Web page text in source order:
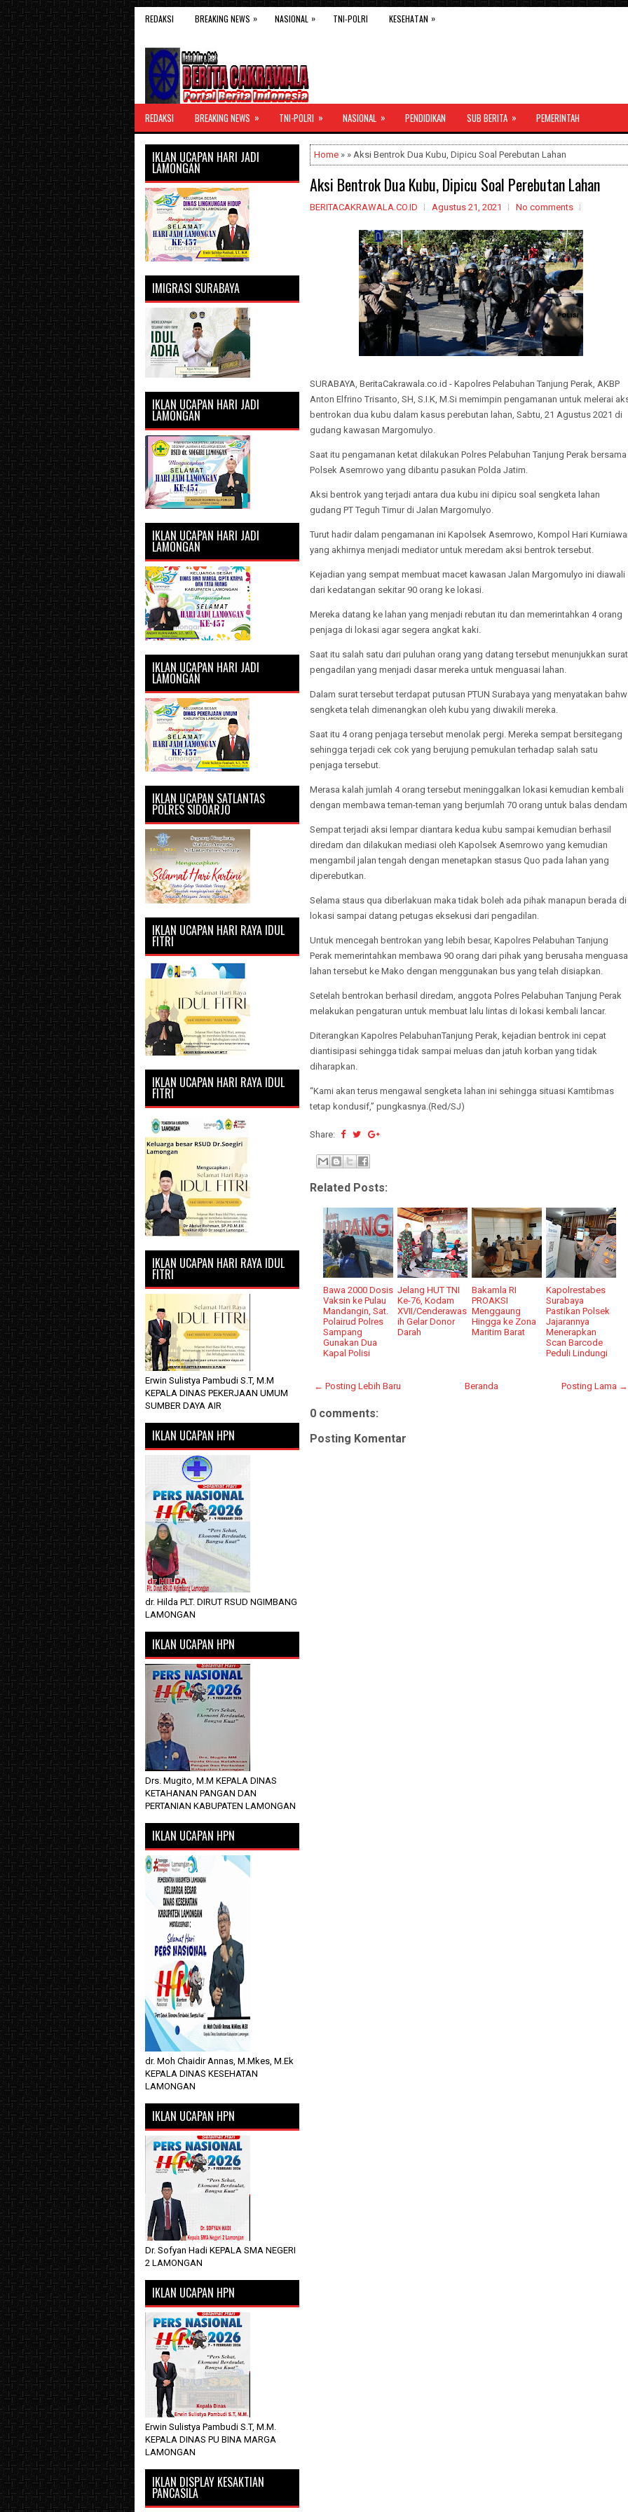
REDAKSI BREAKING NEWS » NASIONAL » TNI-POLRI KESEHATAN »
REDAKSI BREAKING NEWS » TNI-POLRI » NASIONAL » PENDIDIKAN SUB BERITA » PEMERINTAH
Home » » Aksi Bentrok Dua Kubu, Dipicu Soal Perebutan Lahan
Aksi Bentrok Dua Kubu, Dipicu Soal Perebutan Lahan
BERITACAKRAWALA.CO.ID Agustus 21, 2021 No comments
SURABAYA, BeritaCakrawala.co.id - Kapolres Pelabuhan Tanjung Perak, AKBP
Anton Elfrino Trisanto, SH, S.I.K, M.Si memimpin pengamanan untuk melerai
bentrokan dua kubu dalam kasus perebutan lahan, Sabtu, 21 Agustus 2021 di
gudang kawasan Margomulyo.
Saat itu pengamanan ketat dilakukan Polres Pelabuhan Tanjung Perak bersama
Polsek Asemrowo yang dibantu pasukan Polda Jatim.
Aksi bentrok yang terjadi antara dua kubu ini dipicu soal sengketa lahan
gudang PT Teguh Timur di Jalan Margomulyo.
Turut hadir dalam pengamanan ini Kapolsek Asemrowo, Kompol Hari
yang akhirnya menjadi mediator untuk meredam aksi bentrok tersebut.
Kejadian yang sempat membuat macet kawasan Jalan Margomulyo ini diawali
dari kedatangan sekitar 90 orang ke lokasi.
Mereka datang ke lahan yang menjadi rebutan itu dan memerintahkan 4 orang
penjaga di lokasi agar segera angkat kaki.
Saat itu salah satu dari puluhan orang yang datang tersebut menunjukkan surat
pengadilan yang menjadi dasar mereka untuk menguasai lahan.
Dalam surat tersebut terdapat putusan PTUN Surabaya yang menyatakan
sengketa telah dimenangkan oleh kubu yang diwakili mereka.
Saat itu 4 orang penjaga tersebut menolak pergi. Mereka sempat bersitegang
sehingga terjadi cek cok yang berujung pemukulan terhadap salah satu
penjaga tersebut.
Merasa kalah jumlah 4 orang tersebut meninggalkan lokasi kemudian kembali
dengan membawa teman-teman yang berjumlah 70 orang untuk balas
Sempat terjadi aksi lempar diantara kedua kubu sampai kemudian berhasil
diredam dan dilakukan mediasi oleh Kapolsek Asemrowo yang kemudian
mengambil jalan tengah dengan menetapkan stasus Quo pada lahan yang
diperebutkan.
Selama staus qua diberlakuan maka tidak boleh ada pihak manapun berada di
lokasi sampai datang petugas eksekusi dari pengadilan.
Untuk mencegah bentrokan yang lebih besar, Kapolres Pelabuhan Tanjung
Perak memerintahkan membawa 90 orang dari pihak yang berusaha
lahan tersebut ke Mako dengan menggunakan bus yang telah disiapkan.
Setelah bentrokan berhasil diredam, anggota Polres Pelabuhan Tanjung Perak
melakukan pengaturan untuk membuat lalu lintas di lokasi kembali lancar.
Diterangkan Kapolres PelabuhanTanjung Perak, kejadian bentrok ini cepat
diantisipasi sehingga tidak sampai meluas dan jatuh korban yang tidak
diharapkan.
“Kami akan terus mengawal sengketa lahan ini sehingga situasi Kamtibmas
tetap kondusif,” pungkasnya.(Red/SJ)
Share:
Related Posts:
Bawa 2000 Dosis
Vaksin ke Pulau
Mandangin, Sat.
Polairud Polres
Sampang
Gunakan Dua
Kapal Polisi
Jelang HUT TNI
Ke-76, Kodam
XVII/Cenderawas
ih Gelar Donor
Darah
Bakamla RI
PROAKSI
Menggaung
Hingga ke Zona
Maritim Barat
Kapolrestabes
Surabaya
Pastikan Polsek
Jajarannya
Menerapkan
Scan Barcode
Peduli Lindungi
← Posting Lebih Baru Posting Lama →
Beranda
0 comments:
Posting Komentar
IKLAN UCAPAN HARI JADI
LAMONGAN
IMIGRASI SURABAYA
IKLAN UCAPAN HARI JADI
LAMONGAN
IKLAN UCAPAN HARI JADI
LAMONGAN
IKLAN UCAPAN HARI JADI
LAMONGAN
IKLAN UCAPAN SATLANTAS
POLRES SIDOARJO
IKLAN UCAPAN HARI RAYA IDUL
FITRI
IKLAN UCAPAN HARI RAYA IDUL
FITRI
IKLAN UCAPAN HARI RAYA IDUL
FITRI
Erwin Sulistya Pambudi S.T, M.M
KEPALA DINAS PEKERJAAN UMUM
SUMBER DAYA AIR
IKLAN UCAPAN HPN
dr. Hilda PLT. DIRUT RSUD NGIMBANG
LAMONGAN
IKLAN UCAPAN HPN
Drs. Mugito, M.M KEPALA DINAS
KETAHANAN PANGAN DAN
PERTANIAN KABUPATEN LAMONGAN
IKLAN UCAPAN HPN
dr. Moh Chaidir Annas, M.Mkes, M.Ek
KEPALA DINAS KESEHATAN
LAMONGAN
IKLAN UCAPAN HPN
Dr. Sofyan Hadi KEPALA SMA NEGERI
2 LAMONGAN
IKLAN UCAPAN HPN
Erwin Sulistya Pambudi S.T, M.M.
KEPALA DINAS PU BINA MARGA
LAMONGAN
IKLAN DISPLAY KESAKTIAN
PANCASILA